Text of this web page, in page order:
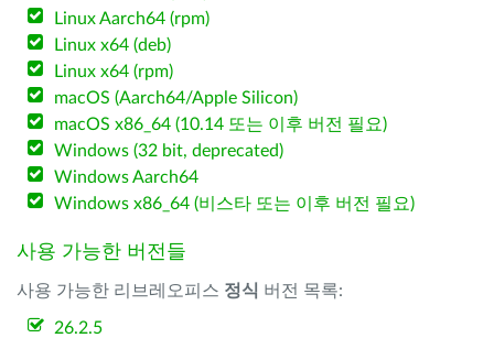
Linux Aarch64 (rpm)
Linux x64 (deb)
Linux x64 (rpm)
macOS (Aarch64/Apple Silicon)
macOS x86_64 (10.14 또는 이후 버전 필요)
Windows (32 bit, deprecated)
Windows Aarch64
Windows x86_64 (비스타 또는 이후 버전 필요)
사용 가능한 버전들
사용 가능한 리브레오피스 정식 버전 목록:
26.2.5